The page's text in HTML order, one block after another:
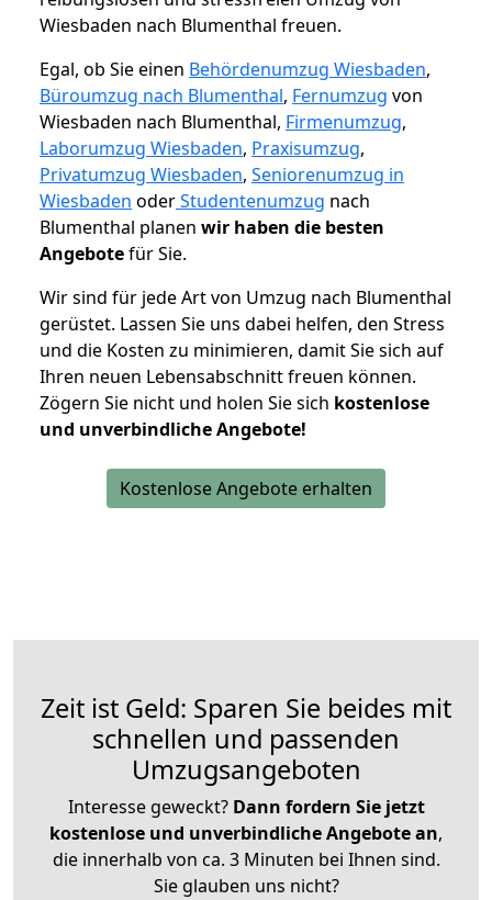
Wiesbaden nach Blumenthal freuen.
Egal, ob Sie einen Behördenumzug Wiesbaden,
Büroumzug nach Blumenthal, Fernumzug von
Wiesbaden nach Blumenthal, Firmenumzug,
Laborumzug Wiesbaden, Praxisumzug,
Privatumzug Wiesbaden, Seniorenumzug in
Wiesbaden oderStudentenumzug nach
Blumenthal planen wir haben die besten
Angebotefür Sie.
Wir sind für jede Art von Umzug nach Blumenthal
gerüstet. Lassen Sie uns dabei helfen, den Stress
und die Kosten zu minimieren, damit Sie sich auf
Ihren neuen Lebensabschnitt freuen können.
Zögern Sie nicht und holen Sie sich kostenlose
und unverbindliche Angebote!
Kostenlose Angebote erhalten
Zeit ist Geld: Sparen Sie beides mit
schnellen und passenden
Umzugsangeboten
Interesse geweckt? Dann fordern Sie jetzt
kostenlose und unverbindliche Angebote an,
die innerhalb von ca. 3 Minuten bei Ihnen sind.
Sie glauben uns nicht?